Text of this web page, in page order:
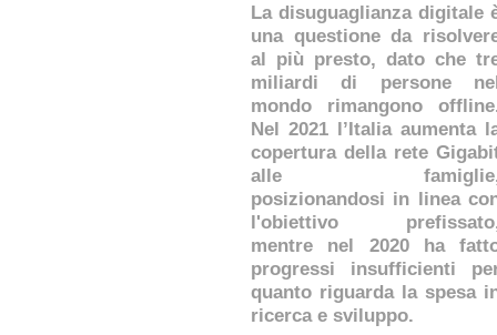
La disuguaglianza digitale
una questione da
al più presto, dato che
miliardi di persone
mondo rimangono
Nel 2021 l’Italia aumenta
copertura della rete
alle
posizionandosi in linea
l'obiettivo
mentre nel 2020 ha
progressi insufficienti
quanto riguarda la spesa
ricerca e sviluppo.